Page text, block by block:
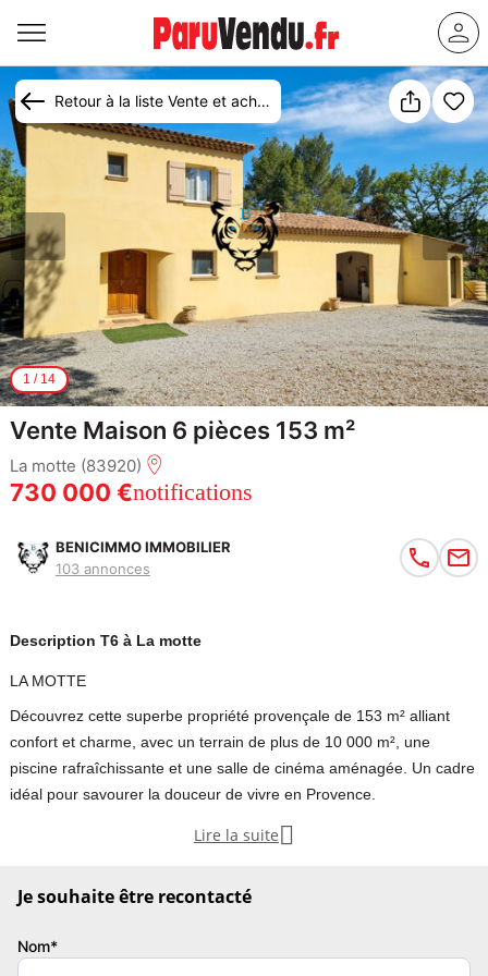
Retour à la liste Vente et achat maison La Motte
1 / 14
Vente Maison 6 pièces 153 m²
La motte (83920)
730 000 €notifications
BENICIMMO IMMOBILIER
103 annonces
Description T6 à La motte
LA MOTTE
Découvrez cette superbe propriété provençale de 153 m² alliant
confort et charme, avec un terrain de plus de 10 000 m², une
piscine rafraîchissante et une salle de cinéma aménagée. Un cadre
idéal pour savourer la douceur de vivre en Provence.
propriété provençale d'une surface de 153 m², construite avec des
rencontrent. Elle offre 3 chambres, dont une belle suite parentale
Lire la suite
Je souhaite être recontacté
Nom*